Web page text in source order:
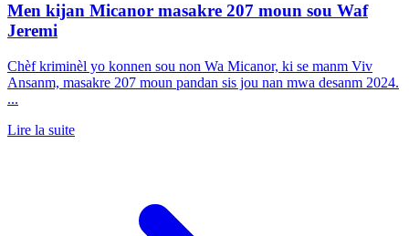
Men kijan Micanor masakre 207 moun sou Waf
Jeremi
Chèf kriminèl yo konnen sou non Wa Micanor, ki se manm Viv
Ansanm, masakre 207 moun pandan sis jou nan mwa desanm 2024.
...
Lire la suite